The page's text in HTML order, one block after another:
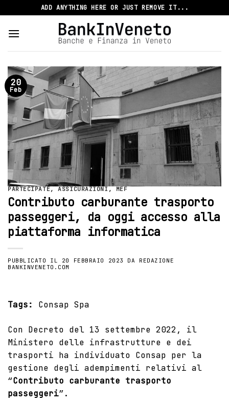
to
content
ADD ANYTHING HERE OR JUST REMOVE IT...
20
Feb
PARTECIPATE,ASSICURAZIONI , MEF
Contributo carburante trasporto
passeggeri, da oggi accesso alla
piattaforma informatica
PUBBLICATO IL 20 FEBBRAIO 2023 DA REDAZIONE
BANKINVENETO.COM
Tags: Consap Spa
Con Decreto del 13 settembre 2022, il
Ministero delle infrastrutture e dei
trasporti ha individuato Consap per la
gestione degli adempimenti relativi al
“Contributo carburante trasporto
passeggeri”.